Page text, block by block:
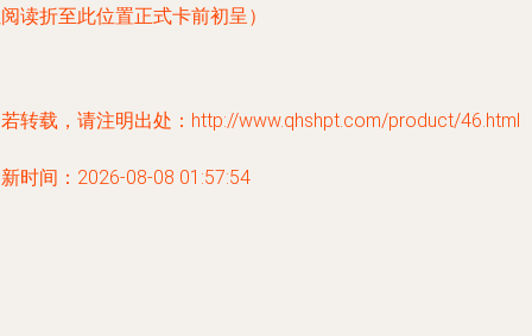
读折至此位置正式卡前初呈）
转载，请注明出处：http://www.qhshpt.com/product/46.html
时间：2026-08-08 01:57:54